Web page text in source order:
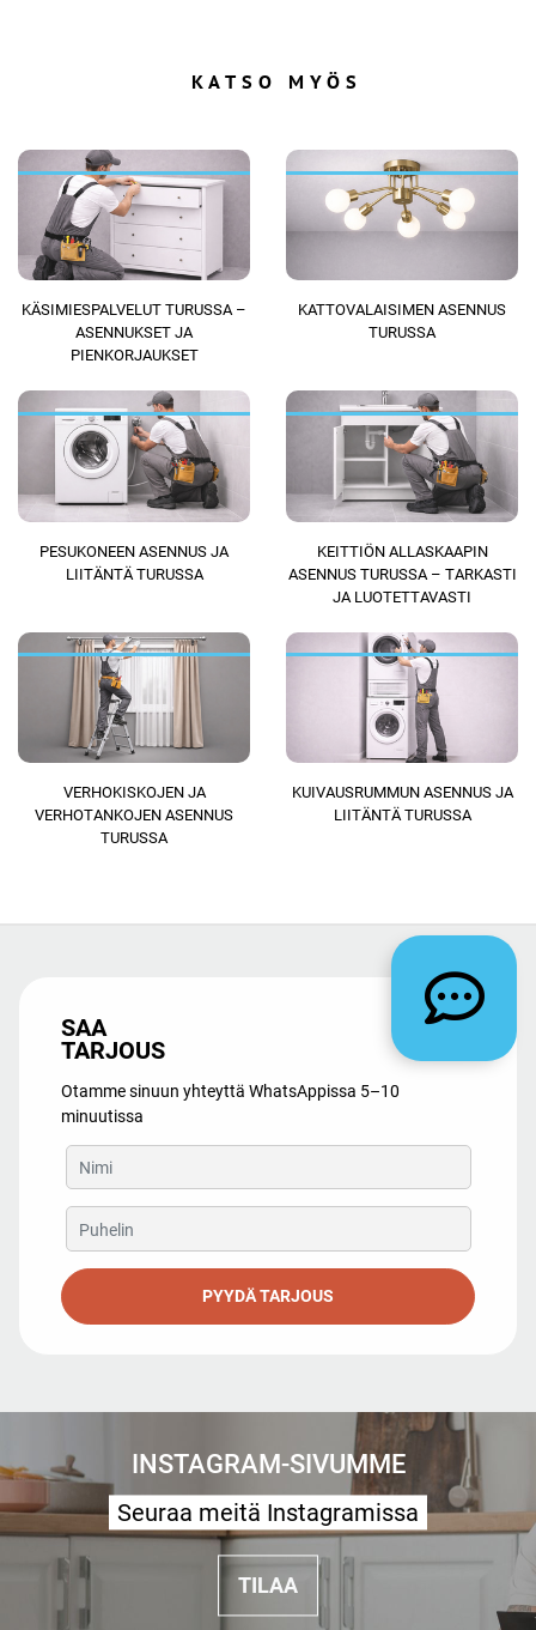
KATSO MYÖS
KÄSIMIESPALVELUT TURUSSA –
ASENNUKSET JA
PIENKORJAUKSET
KATTOVALAISIMEN ASENNUS
TURUSSA
PESUKONEEN ASENNUS JA
LIITÄNTÄ TURUSSA
KEITTIÖN ALLASKAAPIN
ASENNUS TURUSSA – TARKASTI
JA LUOTETTAVASTI
VERHOKISKOJEN JA
VERHOTANKOJEN ASENNUS
TURUSSA
KUIVAUSRUMMUN ASENNUS JA
LIITÄNTÄ TURUSSA
SAA
TARJOUS
Otamme sinuun yhteyttä WhatsAppissa 5–10
minuutissa
PYYDÄ TARJOUS
INSTAGRAM-SIVUMME
Seuraa meitä Instagramissa
TILAA